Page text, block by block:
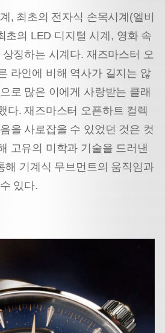
, 최초의 전자식 손목시계(엘비
초의 LED 디지털 시계, 영화 속
징하는 시계다. 재즈마스터 오
라인에 비해 역사가 길지는 않
로 많은 이에게 사랑받는 클래
다. 재즈마스터 오픈하트 컬렉
을 사로잡을 수 있었던 것은 컷
고유의 미학과 기술을 드러낸
해 기계식 무브먼트의 움직임과
있다.